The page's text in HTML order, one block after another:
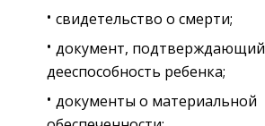
свидетельство о смерти;
документ, подтверждающий
дееспособность ребенка;
документы о материальной